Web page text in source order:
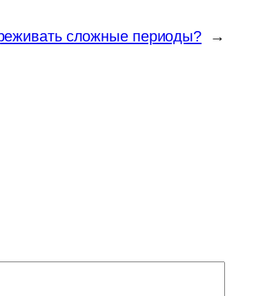
сложные периоды? →